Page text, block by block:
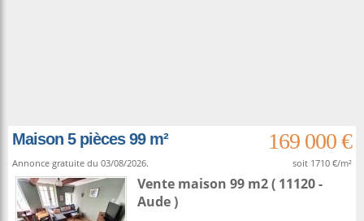
Maison 5 pièces 99 m² 169 000 €
Annonce gratuite du 03/08/2026. soit 1710 €/m²
Vente maison 99 m2( 11120 -
Aude )